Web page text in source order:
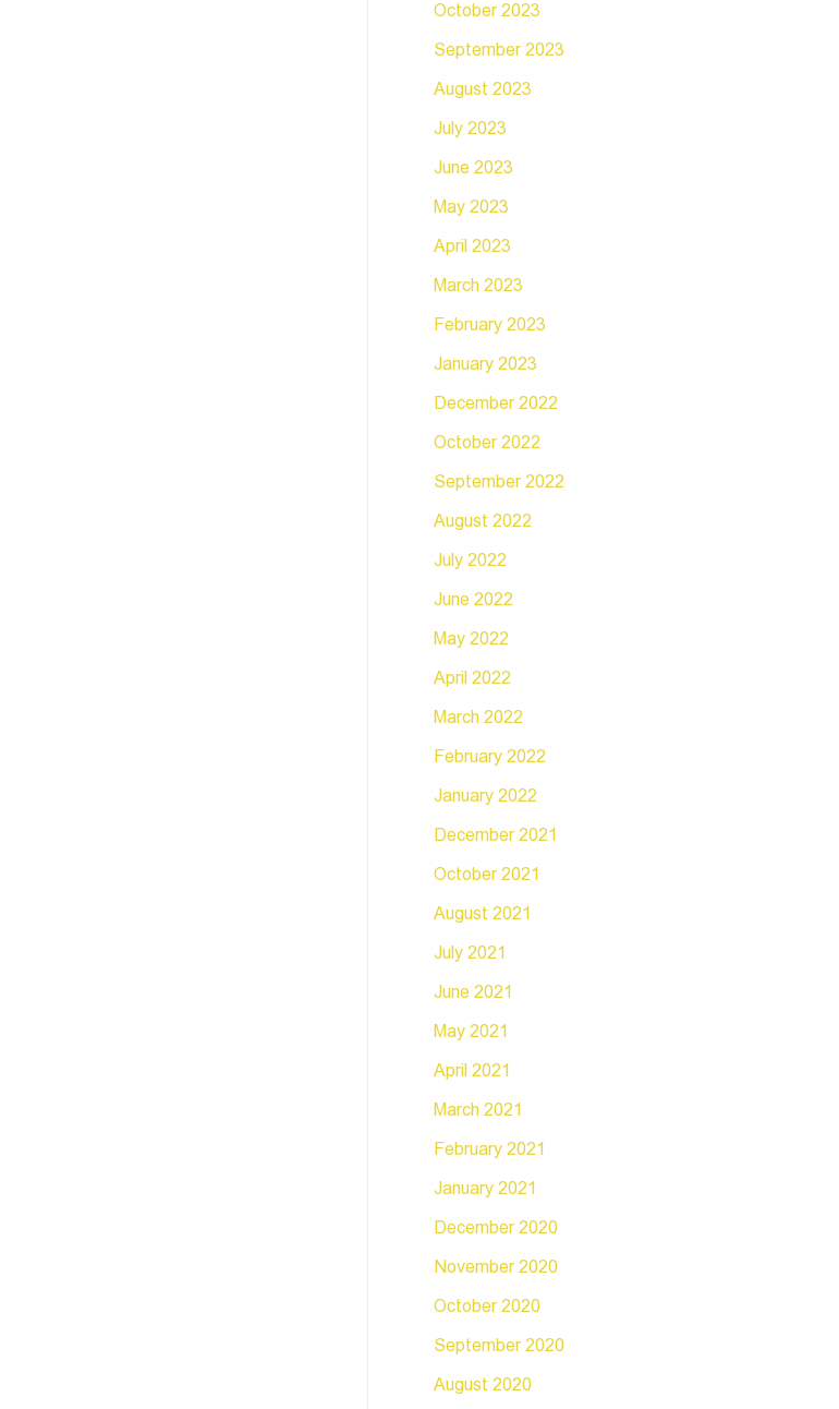
October 2023
September 2023
August 2023
July 2023
June 2023
May 2023
April 2023
March 2023
February 2023
January 2023
December 2022
October 2022
September 2022
August 2022
July 2022
June 2022
May 2022
April 2022
March 2022
February 2022
January 2022
December 2021
October 2021
August 2021
July 2021
June 2021
May 2021
April 2021
March 2021
February 2021
January 2021
December 2020
November 2020
October 2020
September 2020
August 2020